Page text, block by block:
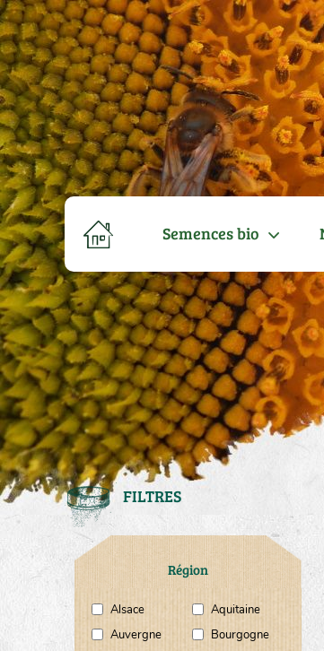
Semences bio
FILTRES
Région
Alsace
Aquitaine
Auvergne
Bourgogne